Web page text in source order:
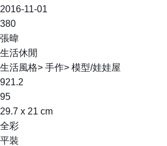
2016-11-01
380
張暐
生活休閒
生活風格> 手作> 模型/娃娃屋
921.2
95
29.7 x 21 cm
全彩
平裝